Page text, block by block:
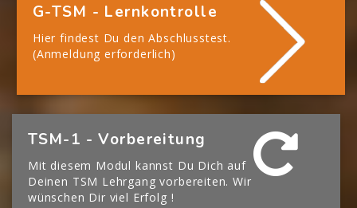
G-TSM - Lernkontrolle
Hier findest Du den Abschlusstest.
(Anmeldung erforderlich)
[Cocoon] Boxes überspringen
TSM-1 - Vorbereitung
Mit diesem Modul kannst Du Dich auf
Deinen TSM Lehrgang vorbereiten. Wir
wünschen Dir viel Erfolg !